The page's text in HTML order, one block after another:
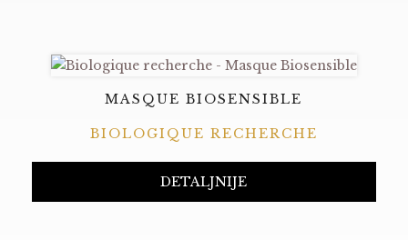
MASQUE BIOSENSIBLE
BIOLOGIQUE RECHERCHE
DETALJNIJE